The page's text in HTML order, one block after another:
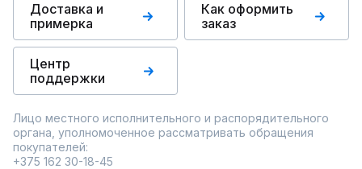
Доставка и
примерка
Как оформить
заказ
Центр
поддержки
Лицо местного исполнительного и распорядительного
органа, уполномоченное рассматривать обращения
покупателей:
+375 162 30-18-45